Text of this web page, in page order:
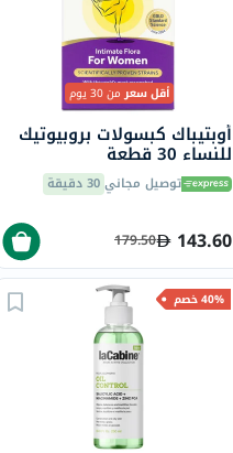
أقل سعرمن 30 يوم
أوبتيباك كبسولات بروبيوتيك
للنساء 30 قطعة
توصيل مجاني30 دقيقة
143.60
179.50
40% خصم